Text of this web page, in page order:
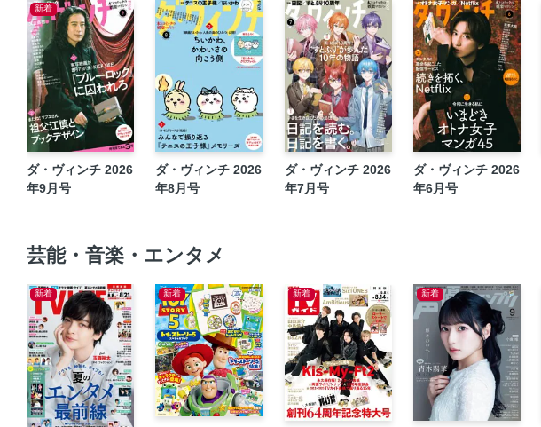
新着
ダ・ヴィンチ 2026
年9月号
ダ・ヴィンチ 2026
年8月号
ダ・ヴィンチ 2026
年7月号
ダ・ヴィンチ 2026
年6月号
芸能・音楽・エンタメ
新着 新着 新着 新着